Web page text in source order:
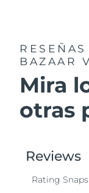
BAZAAR
Mira
otras